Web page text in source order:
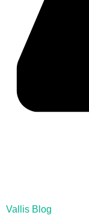
Vallis Blog